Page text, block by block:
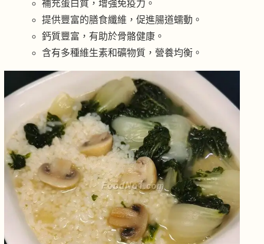
補充蛋白質，增強免疫力。
提供豐富的膳食纖維，促進腸道蠕動。
鈣質豐富，有助於骨骼健康。
含有多種維生素和礦物質，營養均衡。